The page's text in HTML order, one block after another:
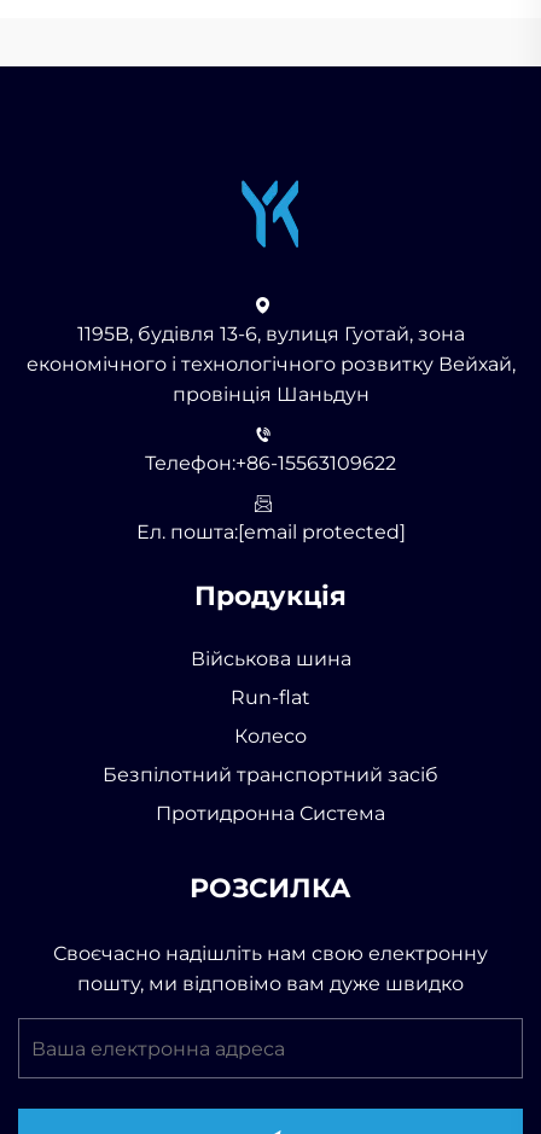
1195B, будівля 13-6, вулиця Гуотай, зона
економічного і технологічного розвитку Вейхай,
провінція Шаньдун
Телефон:+86-15563109622
Ел. пошта:[email protected]
Продукція
Військова шина
Run-flat
Колесо
Безпілотний транспортний засіб
Протидронна Система
РОЗСИЛКА
Своєчасно надішліть нам свою електронну
пошту, ми відповімо вам дуже швидко